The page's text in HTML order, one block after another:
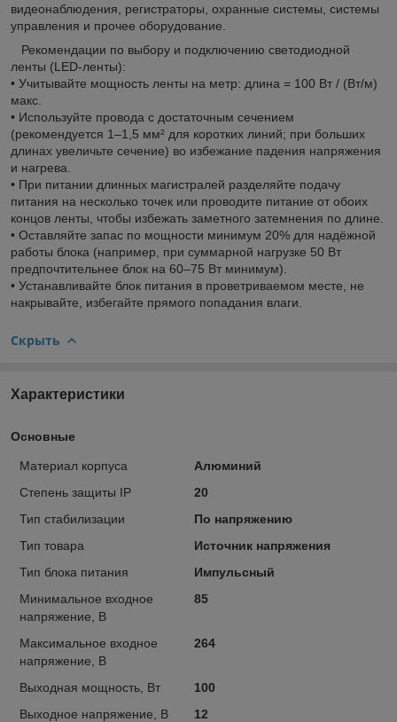
видеонаблюдения, регистраторы, охранные системы, системы
управления и прочее оборудование.
Рекомендации по выбору и подключению светодиодной
ленты (LED-ленты):
• Учитывайте мощность ленты на метр: длина = 100 Вт / (Вт/м)
макс.
• Используйте провода с достаточным сечением
(рекомендуется 1–1,5 мм² для коротких линий; при больших
длинах увеличьте сечение) во избежание падения напряжения
и нагрева.
• При питании длинных магистралей разделяйте подачу
питания на несколько точек или проводите питание от обоих
концов ленты, чтобы избежать заметного затемнения по длине.
• Оставляйте запас по мощности минимум 20% для надёжной
работы блока (например, при суммарной нагрузке 50 Вт
предпочтительнее блок на 60–75 Вт минимум).
• Устанавливайте блок питания в проветриваемом месте, не
накрывайте, избегайте прямого попадания влаги.
Скрыть
Характеристики
Основные
Материал корпуса
Алюминий
Степень защиты IP
20
Тип стабилизации
По напряжению
Тип товара
Источник напряжения
Тип блoка питания
Импульсный
Минимальное вхoдное
нaпряжение, В
85
Максимальное входное
напряжение, В
264
Выходная мощность, Вт
100
Выходное напряжение, В
12